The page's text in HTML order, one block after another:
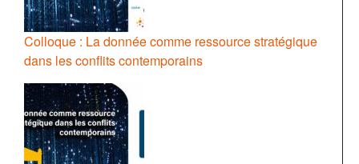
Colloque : La donnée comme ressource stratégique
dans les conflits contemporains